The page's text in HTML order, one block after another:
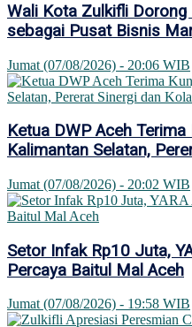
Wali Kota Zulkifli Dorong
sebagai Pusat Bisnis
Jumat (07/08/2026) - 20:06 WIB
Ketua DWP Aceh
Kalimantan Selatan,
Jumat (07/08/2026) - 20:02 WIB
Setor Infak Rp10 Juta,
Percaya Baitul Mal Aceh
Jumat (07/08/2026) - 19:58 WIB